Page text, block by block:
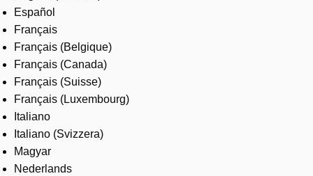
Español
Français
Français (Belgique)
Français (Canada)
Français (Suisse)
Français (Luxembourg)
Italiano
Italiano (Svizzera)
Magyar
Nederlands